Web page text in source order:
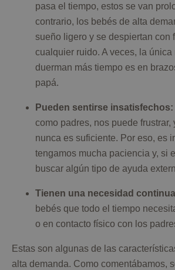
pasa el tiempo, estos se van
contrario, los bebés de alta
sueño ligero y se despiertan con
cualquier ruido. A veces, la única
duerman más tiempo es en
papá.
Pueden sentirse insatisfechos:
como padres, nos puede frustrar,
nunca es suficiente. Por eso, es
tengamos mucha paciencia y, si
buscar algún tipo de ayuda
Tienen una necesidad
bebés que todo el tiempo
o en contacto físico con los
Estas son algunas de las
alta demanda. Como comentábamos,